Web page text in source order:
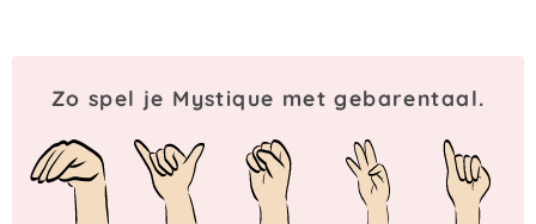
Zo spel je Mystique met gebarentaal.